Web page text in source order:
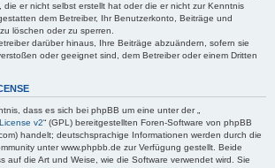
die er nicht selbst erstellt hat oder die er nicht zur Kenntnis
dem Betreiber, Ihr Benutzerkonto, Beiträge und
löschen oder zu sperren.
darüber hinaus, Ihre Beiträge abzuändern, sofern sie
oder geeignet sind, dem Betreiber oder einem Dritten
dass es sich bei phpBB um eine unter der „
v2“ (GPL) bereitgestellten Foren-Software von phpBB
handelt; deutschsprachige Informationen werden durch die
unter www.phpbb.de zur Verfügung gestellt. Beide
auf die Art und Weise, wie die Software verwendet wird. Sie